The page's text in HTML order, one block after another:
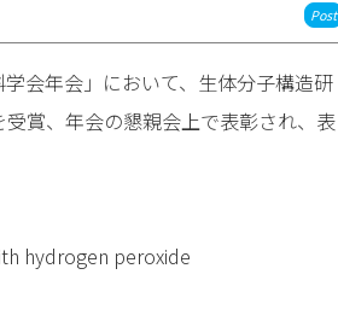
Post
会年会」において、生体分子構造研
賞、年会の懇親会上で表彰され、表
hydrogen peroxide